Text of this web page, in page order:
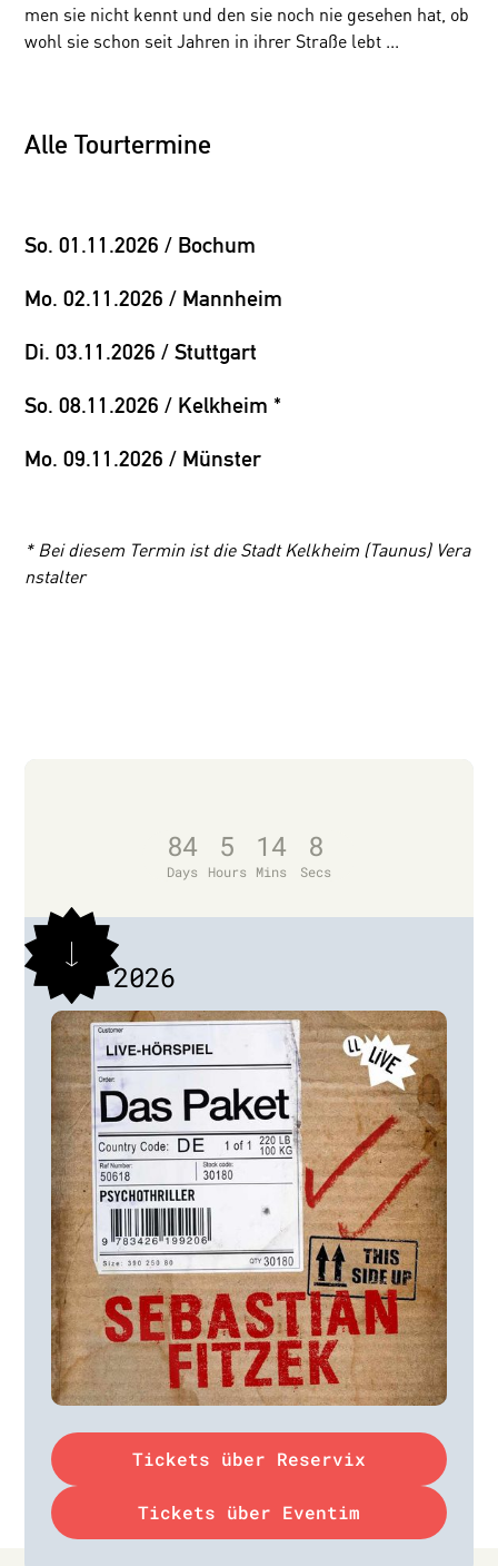
men sie nicht kennt und den sie noch nie gesehen hat, ob
wohl sie schon seit Jahren in ihrer Straße lebt ...
Alle Tourtermine
So. 01.11.2026 / Bochum
Mo. 02.11.2026 / Mannheim
Di. 03.11.2026 / Stuttgart
So. 08.11.2026 / Kelkheim *
Mo. 09.11.2026 / Münster
* Bei diesem Termin ist die Stadt Kelkheim (Taunus) Vera
nstalter
84
Days
5
Hours
14
Mins
8
Secs
Datum
Nov 2026
Tickets über Reservix
Tickets über Eventim